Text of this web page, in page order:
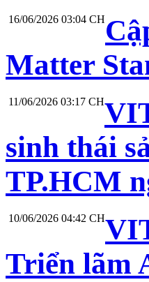
16/06/2026 03:04 CH
Matter
11/06/2026 03:17 CH
sinh thái
TP.HCM
10/06/2026 04:42 CH
Triển lãm